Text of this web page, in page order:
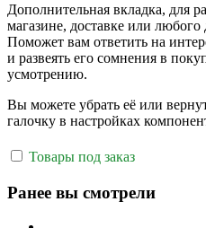
Дополнительная вкладка, для
магазине, доставке или любого
Поможет вам ответить на
и развеять его сомнения в
усмотрению.
Вы можете убрать её или
галочку в настройках
Товары под заказ
Ранее вы смотрели